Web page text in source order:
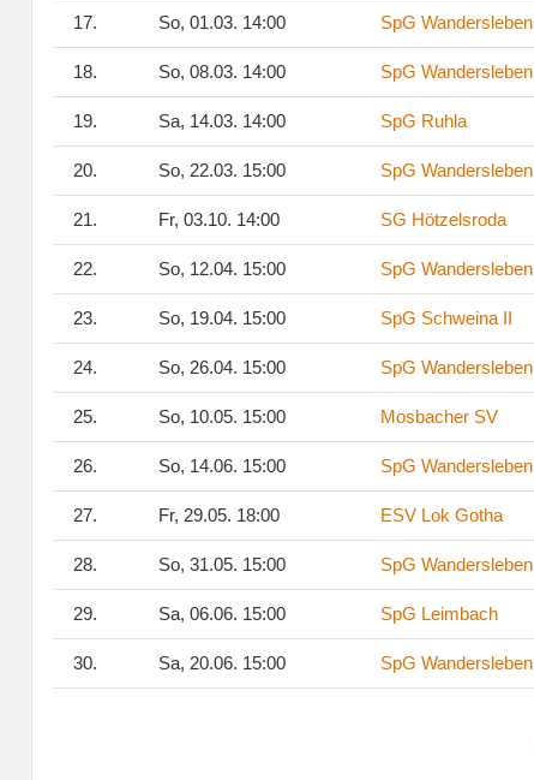
17. So, 01.03. 14:00 SpG Wandersleben
18. So, 08.03. 14:00 SpG Wandersleben
19. Sa, 14.03. 14:00 SpG Ruhla
20. So, 22.03. 15:00 SpG Wandersleben
21. Fr, 03.10. 14:00 SG Hötzelsroda
22. So, 12.04. 15:00 SpG Wandersleben
23. So, 19.04. 15:00 SpG Schweina II
24. So, 26.04. 15:00 SpG Wandersleben
25. So, 10.05. 15:00 Mosbacher SV
26. So, 14.06. 15:00 SpG Wandersleben
27. Fr, 29.05. 18:00 ESV Lok Gotha
28. So, 31.05. 15:00 SpG Wandersleben
29. Sa, 06.06. 15:00 SpG Leimbach
30. Sa, 20.06. 15:00 SpG Wandersleben